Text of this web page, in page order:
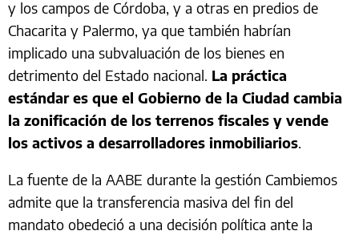
y los campos de Córdoba, y a otras en predios de
Chacarita y Palermo, ya que también habrían
implicado una subvaluación de los bienes en
detrimento del Estado nacional. La práctica
estándar es que el Gobierno de la Ciudad cambia
la zonificación de los terrenos fiscales y vende
los activos a desarrolladores inmobiliarios.
La fuente de la AABE durante la gestión Cambiemos
admite que la transferencia masiva del fin del
mandato obedeció a una decisión política ante la